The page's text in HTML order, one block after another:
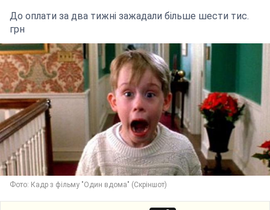
До оплати за два тижні зажадали більше шести тис.
грн
Фото: Кадр з фільму "Один вдома" (Скріншот)